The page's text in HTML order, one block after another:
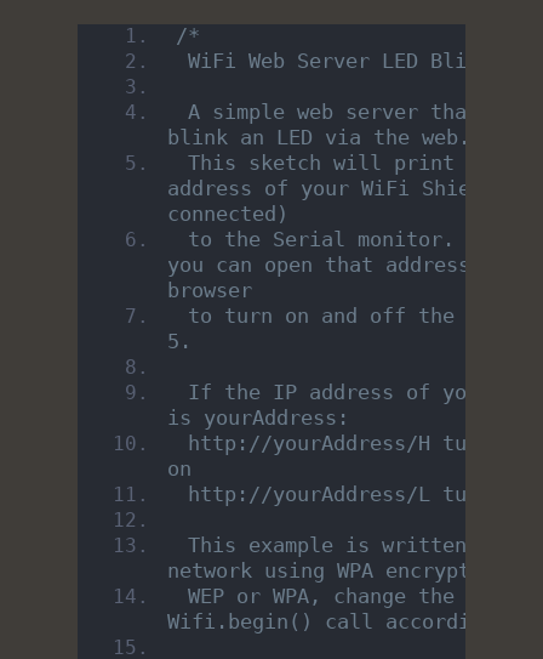
/*
WiFi Web Server LED Blink
A simple web server that lets
blink an LED via the web.
This sketch will print the IP
address of your WiFi Shield
connected)
to the Serial monitor. From
you can open that address in a
browser
to turn on and off the LED
5.
If the IP address of your
is yourAddress:
http://yourAddress/H turns
on
http://yourAddress/L turns
This example is written for a
network using WPA encryption.
WEP or WPA, change the
Wifi.begin() call accordingly.